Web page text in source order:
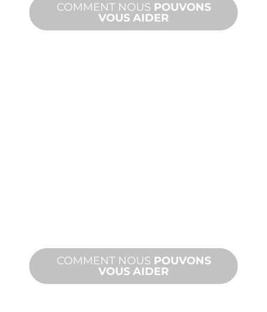
COMMENT NOUS POUVONS
VOUS AIDER
COMMENT NOUS POUVONS
VOUS AIDER